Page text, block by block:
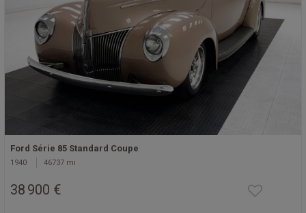
Ford Série 85 Standard Coupe
1940 46737 mi
38 900 €